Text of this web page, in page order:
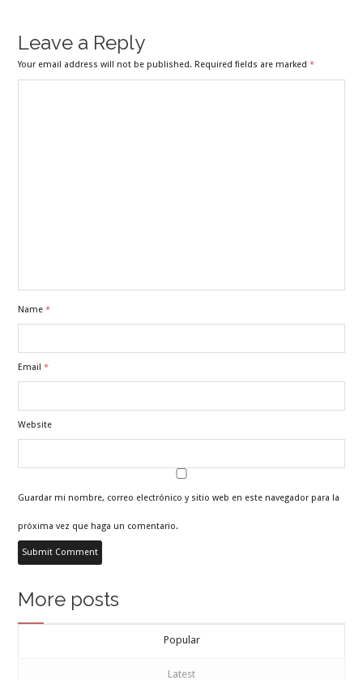
Leave a Reply
Your email address will not be published. Required fields are marked*
Name*
Email*
Website
Guardar mi nombre, correo electrónico y sitio web en este navegador para la
próxima vez que haga un comentario.
More posts
Popular
Latest